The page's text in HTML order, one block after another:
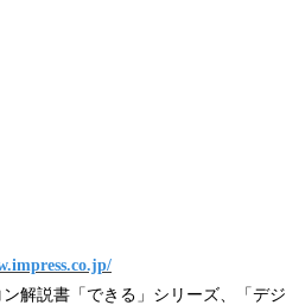
解説書「できる」シリーズ、「デ